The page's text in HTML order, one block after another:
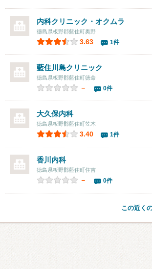
内科クリニック・オクムラ
徳島県板野郡藍住町奥野
3.63 1件
藍住川島クリニック
徳島県板野郡藍住町徳命
－ 0件
大久保内科
徳島県板野郡藍住町笠木
3.40 1件
香川内科
徳島県板野郡藍住町住吉
－ 0件
この近く